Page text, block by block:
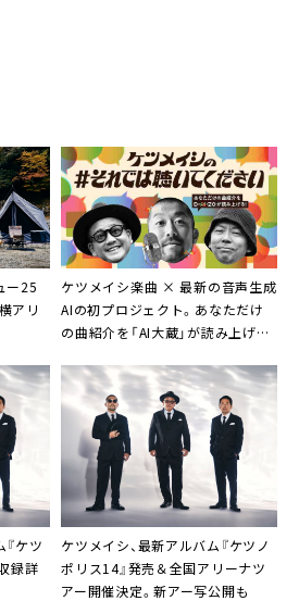
ー25
アリ
ケツメイシ楽曲 × 最新の音声生成
AIの初プロジェクト。あなただけ
の曲紹介を「AI大蔵」が読み上げる
ださい」公開
ケツ
録詳
ケツメイシ、最新アルバム『ケツノ
ポリス14』発売＆全国アリーナツ
アー開催決定。新アー写公開も